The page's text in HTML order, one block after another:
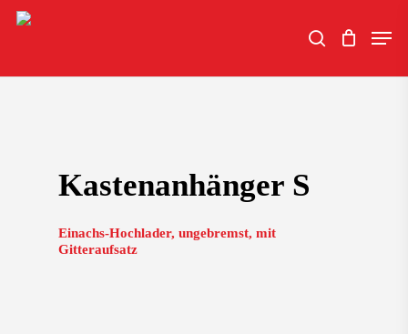
Skip
search
Menu
Kastenanhänger S
Einachs-Hochlader, ungebremst, mit
Gitteraufsatz